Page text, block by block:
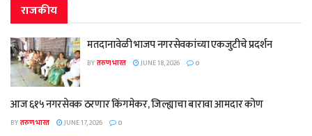
राजकीय
मतदानावेळी भाजप नगरसेवकांच्या एकजुटीचे प्रदर्शन
BYतरुण भारत JUNE 18, 2026 0
आज ६१५ नगरसेवक ठरणार किंगमेकर, जिल्ह्याचा बारावा आमदार कोण
BYतरुण भारत JUNE 17, 2026 0